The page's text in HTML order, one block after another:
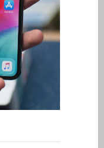
and North
Chargers
– Power Supplies
Replacement for
iPad in Dundee
Us